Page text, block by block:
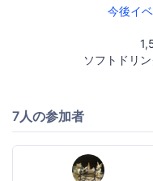
今後イ
ソフトドリ
7人の参加者